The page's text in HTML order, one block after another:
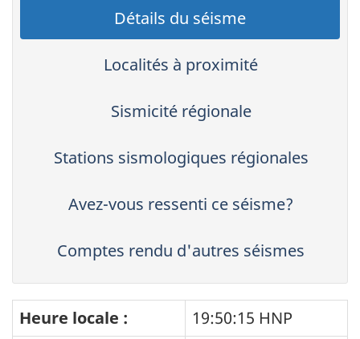
Détails du séisme
Localités à proximité
Sismicité régionale
Stations sismologiques régionales
Avez-vous ressenti ce séisme?
Comptes rendu d'autres séismes
Heure locale :
19:50:15 HNP